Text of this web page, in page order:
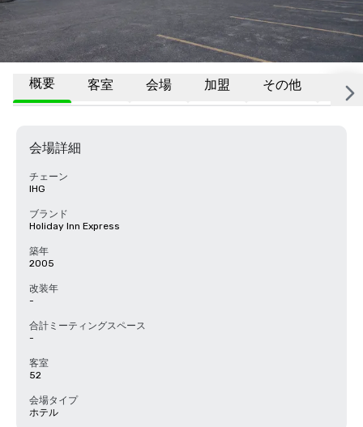
概要 客室 会場 加盟 その他 よ
会場詳細
チェーン
IHG
ブランド
Holiday Inn Express
築年
2005
改装年
-
合計ミーティングスペース
-
客室
52
会場タイプ
ホテル